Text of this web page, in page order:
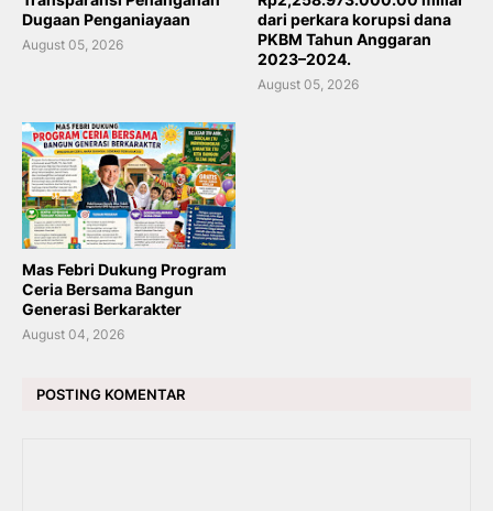
Dugaan Penganiayaan
August 05, 2026
dari perkara korupsi dana
PKBM Tahun Anggaran
2023–2024.
August 05, 2026
Mas Febri Dukung Program
Ceria Bersama Bangun
Generasi Berkarakter
August 04, 2026
POSTING KOMENTAR